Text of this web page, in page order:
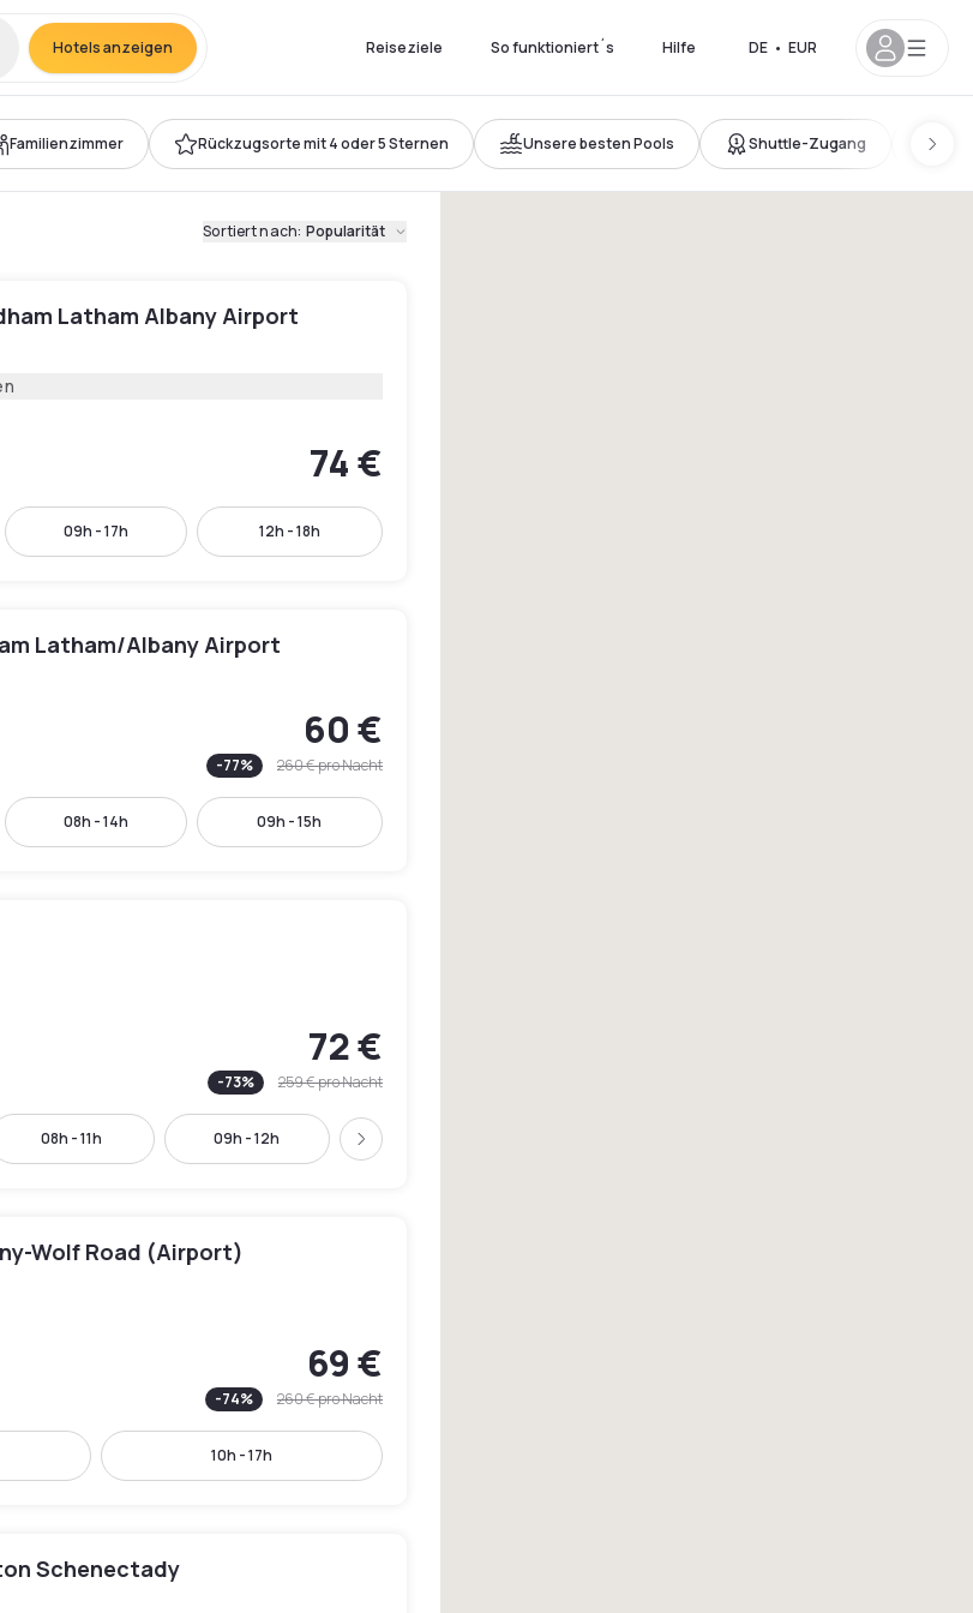
Hotels anzeigen Reiseziele So funktioniert´s Hilfe DE • EUR
Familienzimmer Rückzugsorte mit 4 oder 5 Sternen Unsere besten Pools Shuttle-Zugang
Sortiert nach: Popularität
Latham Albany Airport
74 €
09h - 17h 12h - 18h
Latham/Albany Airport
60 €
-77% 260 €pro Nacht
08h - 14h 09h - 15h
72 €
-73% 259 €pro Nacht
08h - 11h 09h - 12h Weiter
Wolf Road (Airport)
69 €
-74% 260 €pro Nacht
10h - 17h
Schenectady